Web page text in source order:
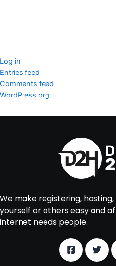
Log in
Entries feed
Comments feed
WordPress.org
We make registering,
yourself or others easy and
internet needs people.